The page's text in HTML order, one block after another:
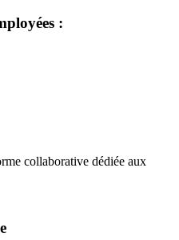
:
collaborative dédiée aux